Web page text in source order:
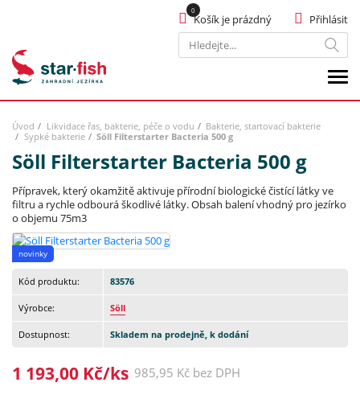
Hledat
Přihlásit
Košík je prázdný
Úvod Likvidace řas, bakterie, péče o vodu
Bakterie, startovací bakterie
Sypké bakterie
Söll Filterstarter Bacteria 500 g
Söll Filterstarter Bacteria 500 g
Přípravek, který okamžitě aktivuje přírodní biologické čistící látky ve
filtru a rychle odbourá škodlivé látky. Obsah balení vhodný pro jezírko
o objemu 75m3
novinky
Kód produktu: 83576
Výrobce: Söll
Dostupnost: Skladem na prodejně, k dodání
1 193,00 Kč/ks 985,95 Kč bez DPH